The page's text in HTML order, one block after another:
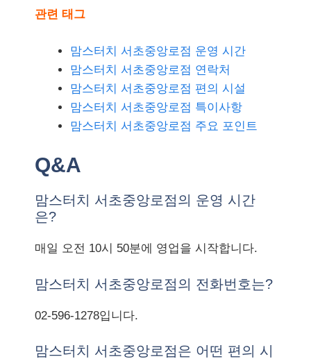
관련 태그
맘스터치 서초중앙로점 운영 시간
맘스터치 서초중앙로점 연락처
맘스터치 서초중앙로점 편의 시설
맘스터치 서초중앙로점 특이사항
맘스터치 서초중앙로점 주요 포인트
Q&A
맘스터치 서초중앙로점의 운영 시간
은?
매일 오전 10시 50분에 영업을 시작합니다.
맘스터치 서초중앙로점의 전화번호는?
02-596-1278입니다.
맘스터치 서초중앙로점은 어떤 편의 시